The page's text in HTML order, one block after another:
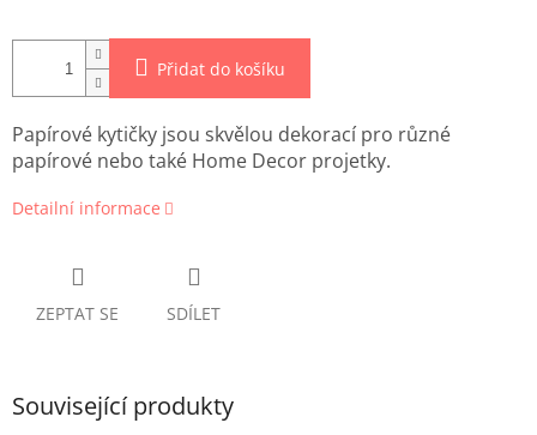
Přidat do košíku
Papírové kytičky jsou skvělou dekorací pro různé
papírové nebo také Home Decor projetky.
Detailní informace
ZEPTAT SE SDÍLET
Související produkty